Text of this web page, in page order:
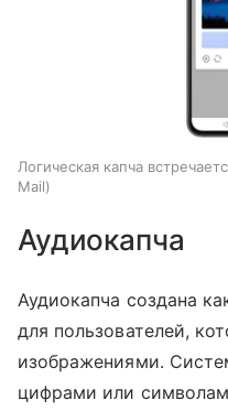
Логическая капча
Mail
Аудиокапча
Аудиокапча создана
для пользователей,
изображениями.
цифрами или